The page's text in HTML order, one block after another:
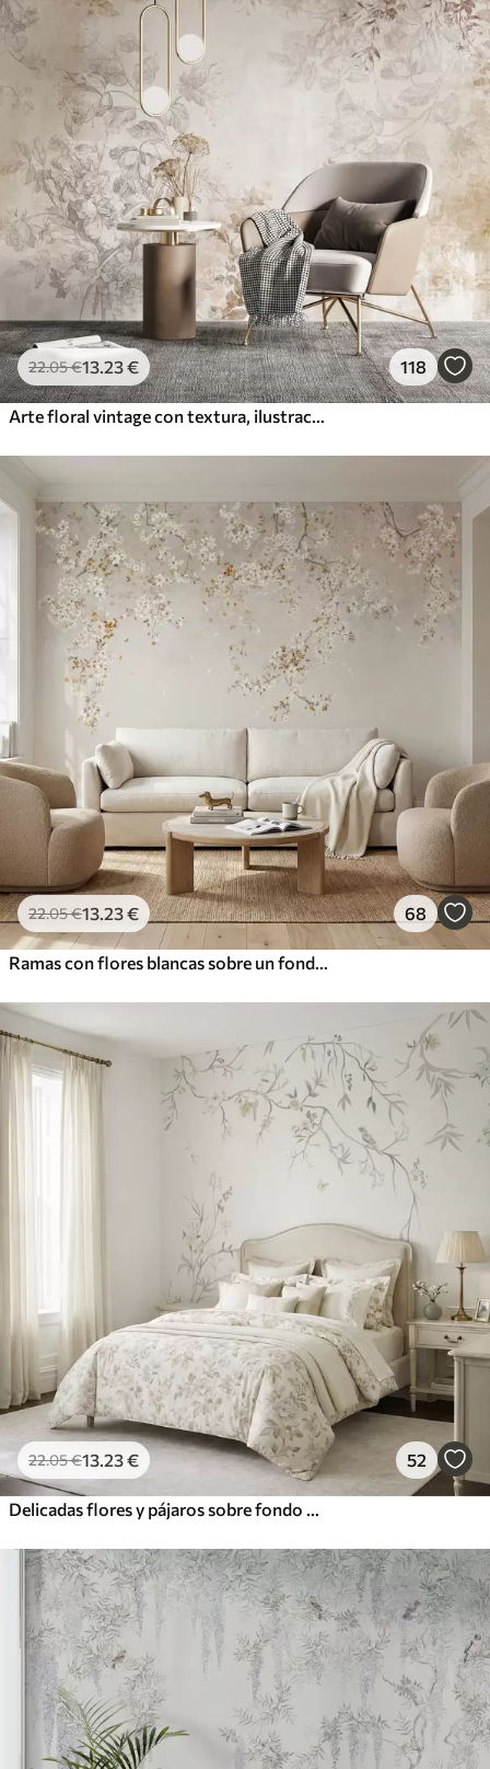
22.05€13 .23€ 118
22.05€13 .23€ 68
22.05€13 .23€ 52